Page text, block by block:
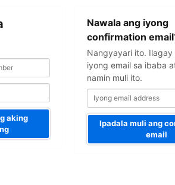
aking
Nawala ang iyong
confirmation
Nangyayari ito. Ilagay
iyong email sa ibaba
namin muli ito.
address
Ipadala muli ang
email